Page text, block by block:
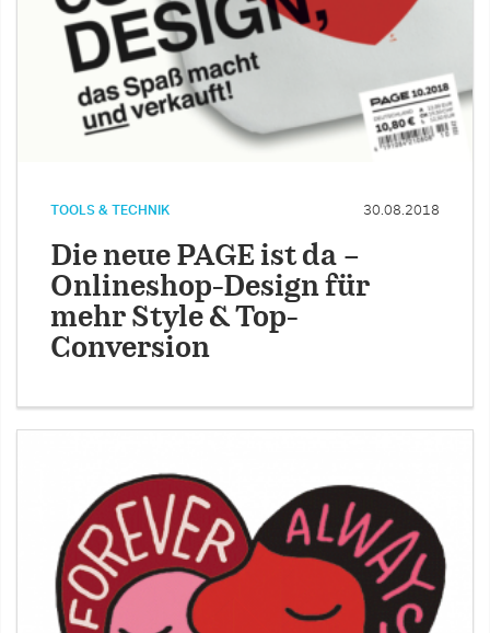
TOOLS & TECHNIK 30.08.2018
Die neue PAGE ist da –
Onlineshop-Design für
mehr Style & Top-
Conversion